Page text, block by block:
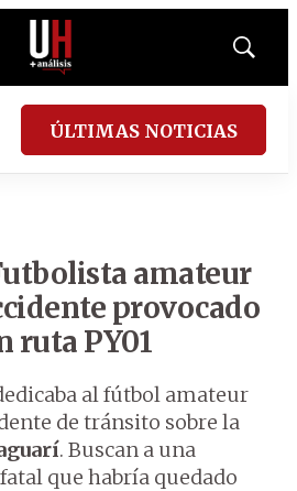
Mostrar
ÚLTIMAS NOTICIAS
amateur
provocado
ruta PY01
al fútbol amateur
de tránsito sobre la
. Buscan a una
que habría quedado